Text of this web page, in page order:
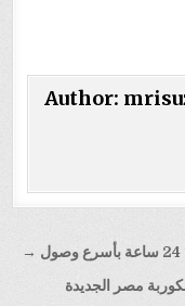
Author:
مصر الجديدة